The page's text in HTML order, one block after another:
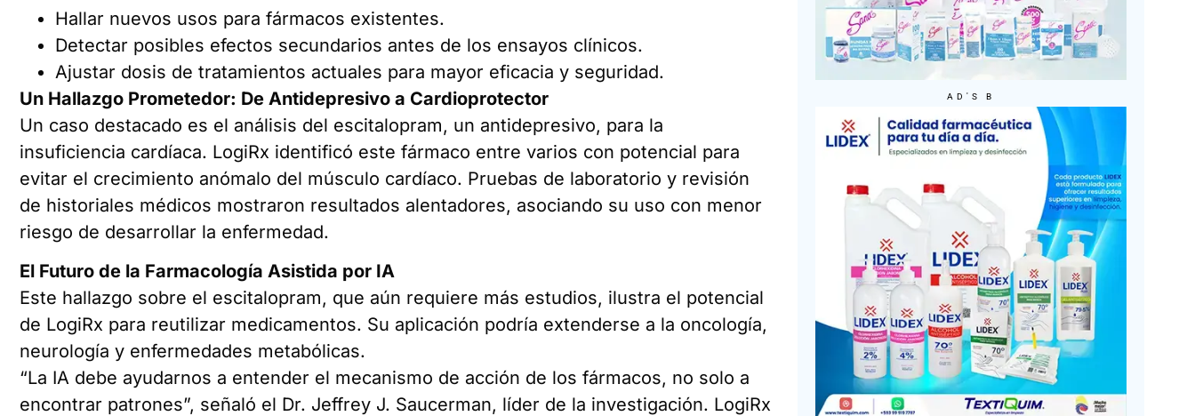
Hallar nuevos usos para fármacos existentes.
Detectar posibles efectos secundarios antes de los ensayos clínicos.
Ajustar dosis de tratamientos actuales para mayor eficacia y seguridad.
Un Hallazgo Prometedor: De Antidepresivo a Cardioprotector
Un caso destacado es el análisis del escitalopram, un antidepresivo, para la
insuficiencia cardíaca. LogiRx identificó este fármaco entre varios con potencial para
evitar el crecimiento anómalo del músculo cardíaco. Pruebas de laboratorio y revisión
de historiales médicos mostraron resultados alentadores, asociando su uso con menor
riesgo de desarrollar la enfermedad.
El Futuro de la Farmacología Asistida por IA
Este hallazgo sobre el escitalopram, que aún requiere más estudios, ilustra el potencial
de LogiRx para reutilizar medicamentos. Su aplicación podría extenderse a la oncología,
neurología y enfermedades metabólicas.
“La IA debe ayudarnos a entender el mecanismo de acción de los fármacos, no solo a
encontrar patrones”, señaló el Dr. Jeffrey J. Saucerman, líder de la investigación. LogiRx
AD'S B